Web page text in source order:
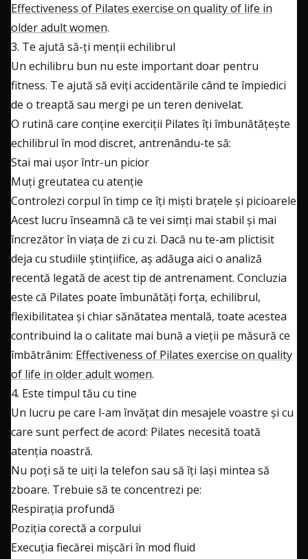
Effectiveness of Pilates exercise on quality of life in
older adult women.
3. Te ajută să-ți menții echilibrul
Un echilibru bun nu este important doar pentru
fitness. Te ajută să eviți accidentările când te împiedici
de o treaptă sau mergi pe un teren denivelat.
O rutină care conține exerciții Pilates îți îmbunătățește
echilibrul în mod discret, antrenându-te să:
Stai mai ușor într-un picior
Muți greutatea cu atenție
Controlezi corpul în timp ce îți miști brațele și picioarele
Acest lucru înseamnă că te vei simți mai stabil și mai
încrezător în viața de zi cu zi. Dacă nu te-am plictisit
deja cu studiile ștințiifice, aș adăuga aici o analiză
recentă legată de acest tip de antrenament. Concluzia
este că Pilates poate îmbunătăți forța, echilibrul,
flexibilitatea și chiar sănătatea mentală, toate acestea
contribuind la o calitate mai bună a vieții pe măsură ce
îmbătrânim: Effectiveness of Pilates exercise on quality
of life in older adult women.
4. Este timpul tău cu tine
Un lucru pe care l-am învățat din mesajele voastre și cu
care sunt perfect de acord: Pilates necesită toată
atenția noastră.
Nu poți să te uiți la telefon sau să îți lași mintea să
zboare. Trebuie să te concentrezi pe:
Respirația profundă
Poziția corectă a corpului
Execuția fiecărei mișcări în mod fluid